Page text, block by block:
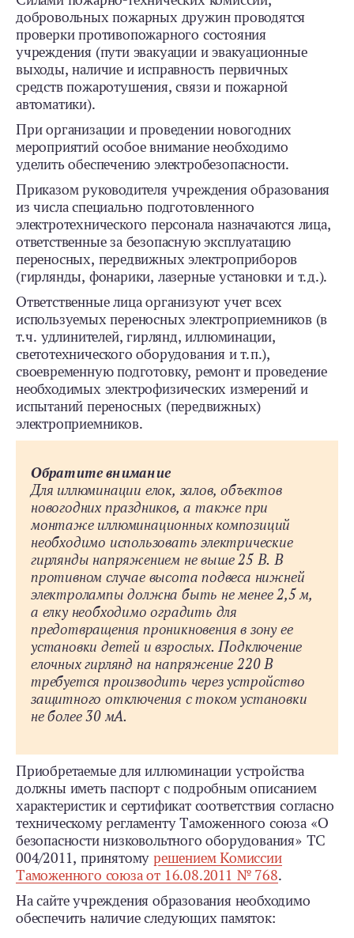
добровольных пожарных дружин проводятся
проверки противопожарного состояния
учреждения (пути эвакуации и эвакуационные
выходы, наличие и исправность первичных
средств пожаротушения, связи и пожарной
автоматики).
При организации и проведении новогодних
мероприятий особое внимание необходимо
уделить обеспечению электробезопасности.
Приказом руководителя учреждения образования
из числа специально подготовленного
электротехнического персонала назначаются лица,
ответственные за безопасную эксплуатацию
переносных, передвижных электроприборов
(гирлянды, фонарики, лазерные установки и т. д.).
Ответственные лица организуют учет всех
используемых переносных электроприемников (в
т. ч. удлинителей, гирлянд, иллюминации,
светотехнического оборудования и т. п.),
своевременную подготовку, ремонт и проведение
необходимых электрофизических измерений и
испытаний переносных (передвижных)
электроприемников.
Обратите внимание
Для иллюминации елок, залов, объектов
новогодних праздников, а также при
монтаже иллюминационных композиций
необходимо использовать электрические
гирлянды напряжением не выше 25 В. В
противном случае высота подвеса нижней
электролампы должна быть не менее 2,5 м,
а елку необходимо оградить для
предотвращения проникновения в зону ее
установки детей и взрослых. Подключение
елочных гирлянд на напряжение 220 В
требуется производить через устройство
защитного отключения с током установки
не более 30 мА.
Приобретаемые для иллюминации устройства
должны иметь паспорт с подробным описанием
характеристик и сертификат соответствия согласно
техническому регламенту Таможенного союза «О
безопасности низковольтного оборудования» ТС
004/2011, принятомурешением Комиссии
Таможенного союза от 16.08.2011 № 768.
На сайте учреждения образования необходимо
обеспечить наличие следующих памяток: